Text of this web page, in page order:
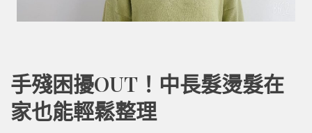
手殘困擾OUT！中長髮燙髮在
家也能輕鬆整理